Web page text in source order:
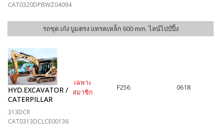
CAT0320DPBWZ04094
รถขุด เก๋ง บูมตรง แทรคเหล็ก 600 mm. ไลน์ไปป์ปิ้ง
HYD.EXCAVATOR /
CATERPILLAR
313DCR
CAT0313DCLCE00136
เฉพาะ
สมาชิก
F256 0618